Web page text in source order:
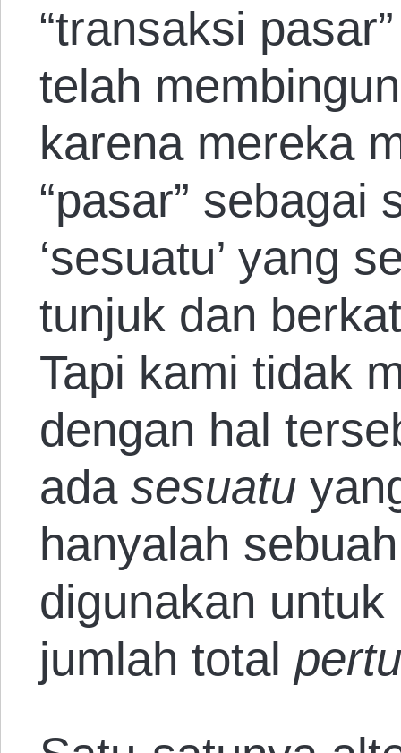
“transaksi
telah
karena mereka
“pasar” sebagai
‘sesuatu’ yang
tunjuk dan
Tapi kami tidak
dengan hal
adasesuatu
hanyalah
digunakan
jumlah total